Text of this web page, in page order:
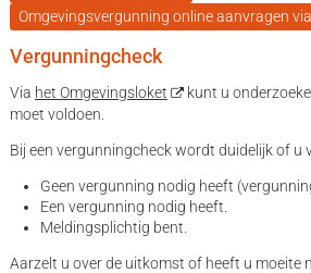
Omgevingsvergunning online aanvragen
Vergunningcheck
Via het Omgevingsloket
kunt u
moet voldoen.
Bij een vergunningcheck wordt duidelijk of u
Geen vergunning nodig heeft
Een vergunning nodig heeft.
Meldingsplichtig bent.
Aarzelt u over de uitkomst of heeft u moeite